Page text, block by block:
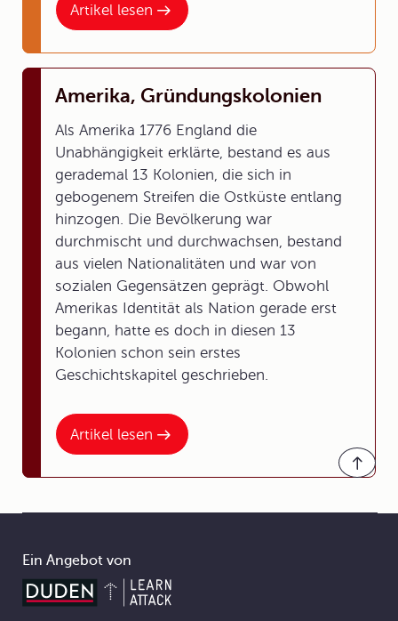
Artikel lesen
Artikel lesen
Amerika, Gründungskolonien
Als Amerika 1776 England die
Unabhängigkeit erklärte, bestand es aus
gerademal 13 Kolonien, die sich in
gebogenem Streifen die Ostküste entlang
hinzogen. Die Bevölkerung war
durchmischt und durchwachsen, bestand
aus vielen Nationalitäten und war von
sozialen Gegensätzen geprägt. Obwohl
Amerikas Identität als Nation gerade erst
begann, hatte es doch in diesen 13
Kolonien schon sein erstes
Geschichtskapitel geschrieben.
Ein Angebot von